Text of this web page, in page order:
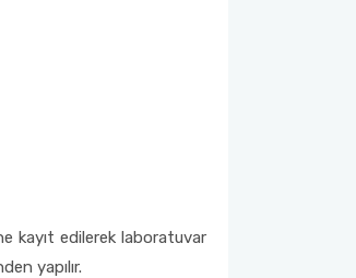
kayıt edilerek laboratuvar
yapılır.